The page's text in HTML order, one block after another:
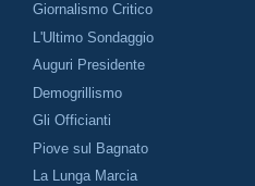
Giornalismo Critico
L'Ultimo Sondaggio
Auguri Presidente
Demogrillismo
Gli Officianti
Piove sul Bagnato
La Lunga Marcia